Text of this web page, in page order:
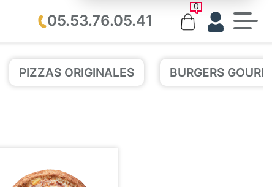
05.53.76.05.41
0
PIZZAS ORIGINALES BURGERS